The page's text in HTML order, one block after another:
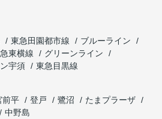
東急田園都市線
ブルーライン
東横線
グリーンライン
宇須
東急目黒線
前平 登戸 鷺沼
たまプラーザ
中野島